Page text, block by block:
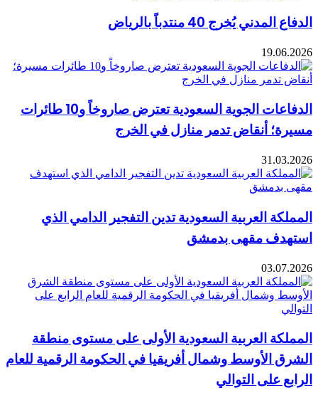
الدفاع المدني يُخرج 40 منتدباً بالرياض
19.06.2026
الدفاعات الجوية السعودية تعترض صاروخاً و10 طائرات
مسيرة؛ أنقاض تدمر منازل في الخرج
31.03.2026
المملكة العربية السعودية تدين التفجير الدامي الذي
استهدف مقهى بدمشق
03.07.2026
المملكة العربية السعودية الأولى على مستوى منطقة
الشرق الأوسط وشمال أفريقيا في الحكومة الرقمية للعام
الرابع على التوالي